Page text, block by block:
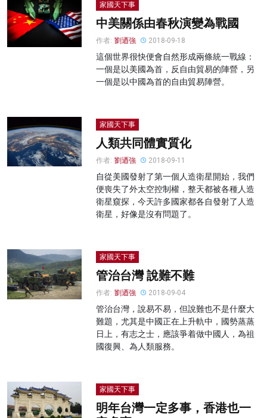
家國天下事
中美關係由春秋演變為戰國
作者: 劉迺強 2018-09-18
這個世界很快便會自然形成兩條統一戰線：
一個是以美國為首，反自由貿易的陣營，另
一個是以中國為首的自由貿易陣營。
家國天下事
人類共同體實質化
作者: 劉迺強 2018-09-11
自從美國發射了第一個人造衛星開始，我們
便喪失了外太空控制權，整天都被各種人造
衛星窺探，今天許多國家都各自發射了人造
衛星，好像是沒有問題了。
家國天下事
管治台灣 說難不難
作者: 劉迺強 2018-09-04
管治台灣，說易不易，但說難也不是什麼大
難題，尤其是中國正在上升軌中，國勢蒸蒸
日上，有志之士，應該爭着做中國人，為祖
國復興、為人類服務。
家國天下事
明年台灣一定多事，香港也一